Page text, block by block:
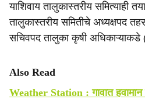
याशिवाय तालुकास्तरीय समित्याही
तालुकास्तरीय समितीचे अध्यक्षपद
सचिवपद तालुका कृषी
Also Read
Weather Station : गावात हवामान